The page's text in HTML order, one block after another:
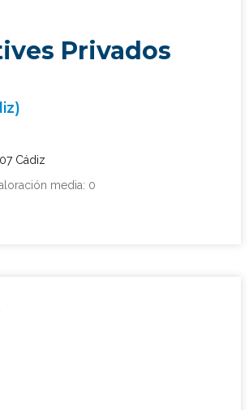
Privados
Cádiz
media: 0